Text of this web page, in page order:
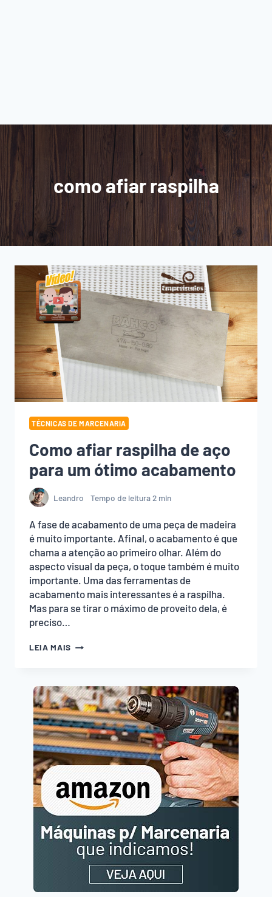
como afiar raspilha
TÉCNICAS DE MARCENARIA
Como afiar raspilha de aço
para um ótimo acabamento
Leandro Tempo de leitura2 min
A fase de acabamento de uma peça de madeira
é muito importante. Afinal, o acabamento é que
chama a atenção ao primeiro olhar. Além do
aspecto visual da peça, o toque também é muito
importante. Uma das ferramentas de
acabamento mais interessantes é a raspilha.
Mas para se tirar o máximo de proveito dela, é
preciso…
LEIA MAIS COMO
AÇO
PARA
UM
ÓTIMO
ACABAMENTO